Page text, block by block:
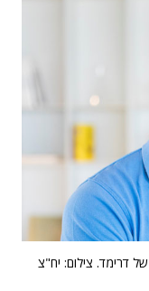
דרימד. צילום: יח"צ